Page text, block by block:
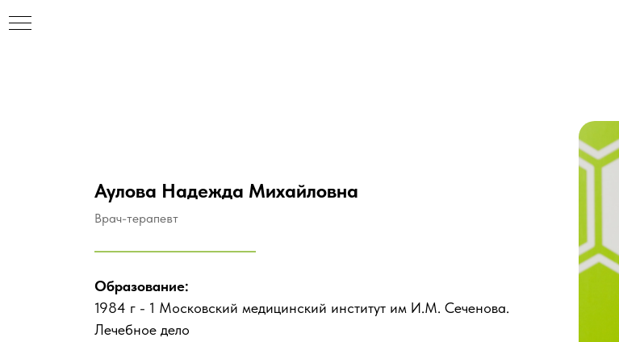
Аулова Надежда Михайловна
Врач-терапевт
Образование:
1984 г - 1 Московский медицинский институт им И.М. Сеченова.
Лечебное дело